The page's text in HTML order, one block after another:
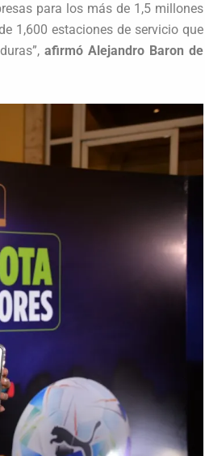
para los más de 1,5 millones
1,600 estaciones de servicio que
afirmó Alejandro Baron de